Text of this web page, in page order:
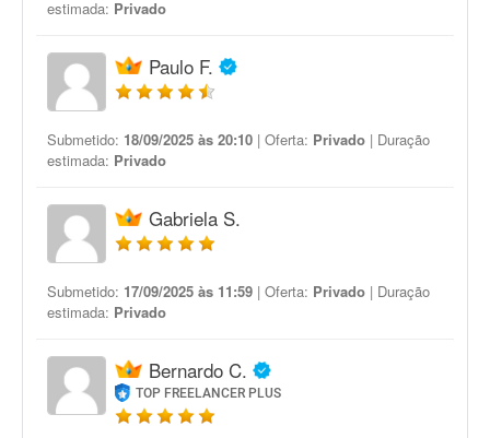
estimada: Privado
Paulo F.
Submetido: 18/09/2025 às 20:10 | Oferta: Privado | Duração
estimada: Privado
Gabriela S.
Submetido: 17/09/2025 às 11:59 | Oferta: Privado | Duração
estimada: Privado
Bernardo C.
TOP FREELANCER PLUS